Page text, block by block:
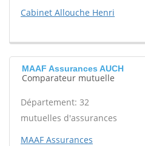
Cabinet Allouche Henri
MAAF Assurances AUCH
Comparateur mutuelle
Département: 32
mutuelles d'assurances
MAAF Assurances